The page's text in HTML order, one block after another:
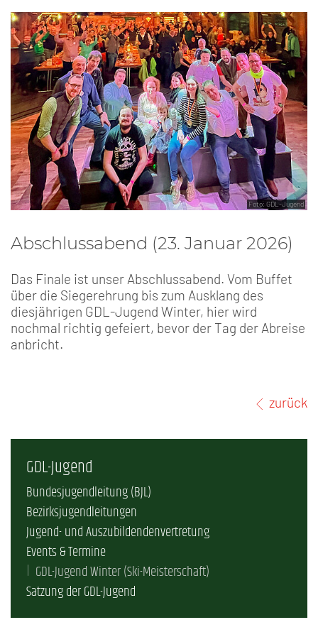
Foto: GDL-Jugend
Abschlussabend (23. Januar 2026)
Das Finale ist unser Abschlussabend. Vom Buffet
über die Siegerehrung bis zum Ausklang des
diesjährigen GDL-Jugend Winter, hier wird
nochmal richtig gefeiert, bevor der Tag der Abreise
anbricht.
zurück
GDL-Jugend
Bundesjugendleitung (BJL)
Bezirksjugendleitungen
Jugend- und Auszubildendenvertretung
Events & Termine
GDL-Jugend Winter (Ski-Meisterschaft)
Satzung der GDL-Jugend